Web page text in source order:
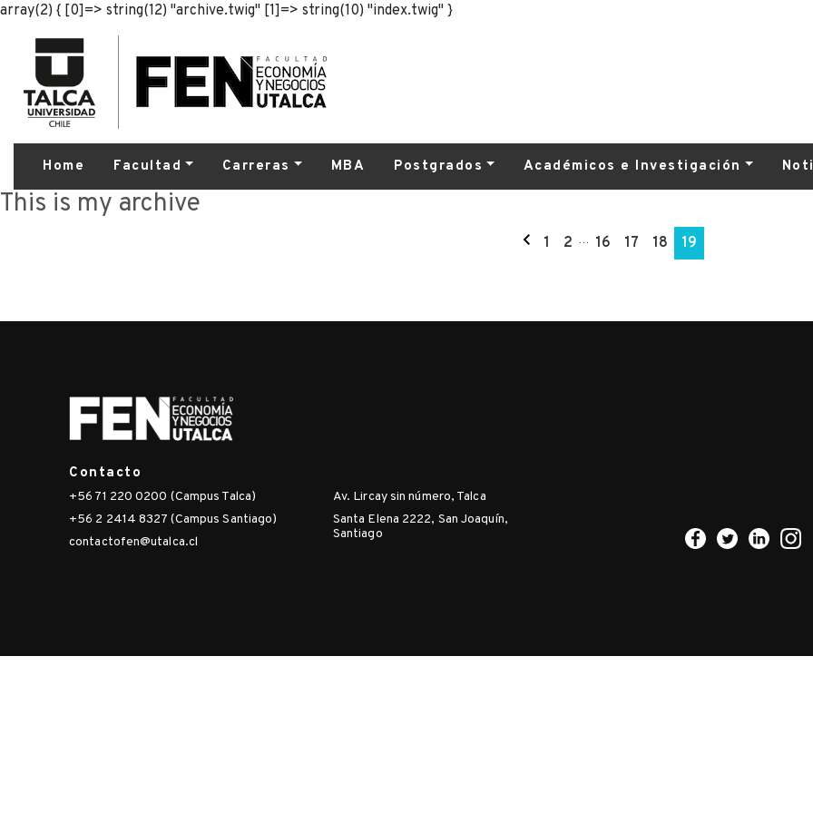
array(2) { [0]=> string(12) "archive.twig" [1]=> string(10) "index.twig" }
Home Facultad Carreras MBA Postgrados Académicos e Investigación
This is my archive
1 2 … 16 17 18 19
Contacto
+56 71 220 0200 (Campus Talca)
+56 2 2414 8327 (Campus Santiago)
contactofen@utalca.cl
Av. Lircay sin número, Talca
Santa Elena 2222, San Joaquín,
Santiago